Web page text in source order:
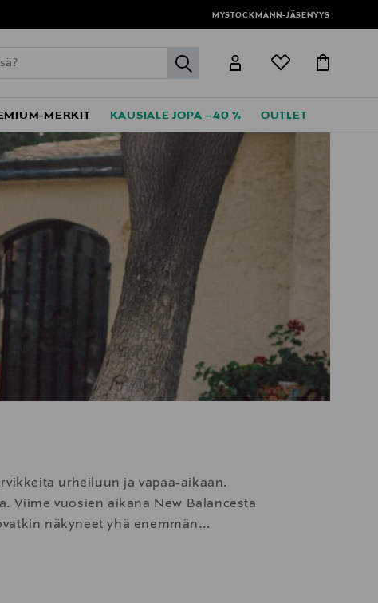
MYSTOCKMANN-JÄSENYYS
label.header.go
MERKIT KAUSIALE JOPA –40 % OUTLET
urheiluun ja vapaa-aikaan.
Viime vuosien aikana New Balancesta
näkyneet yhä enemmän